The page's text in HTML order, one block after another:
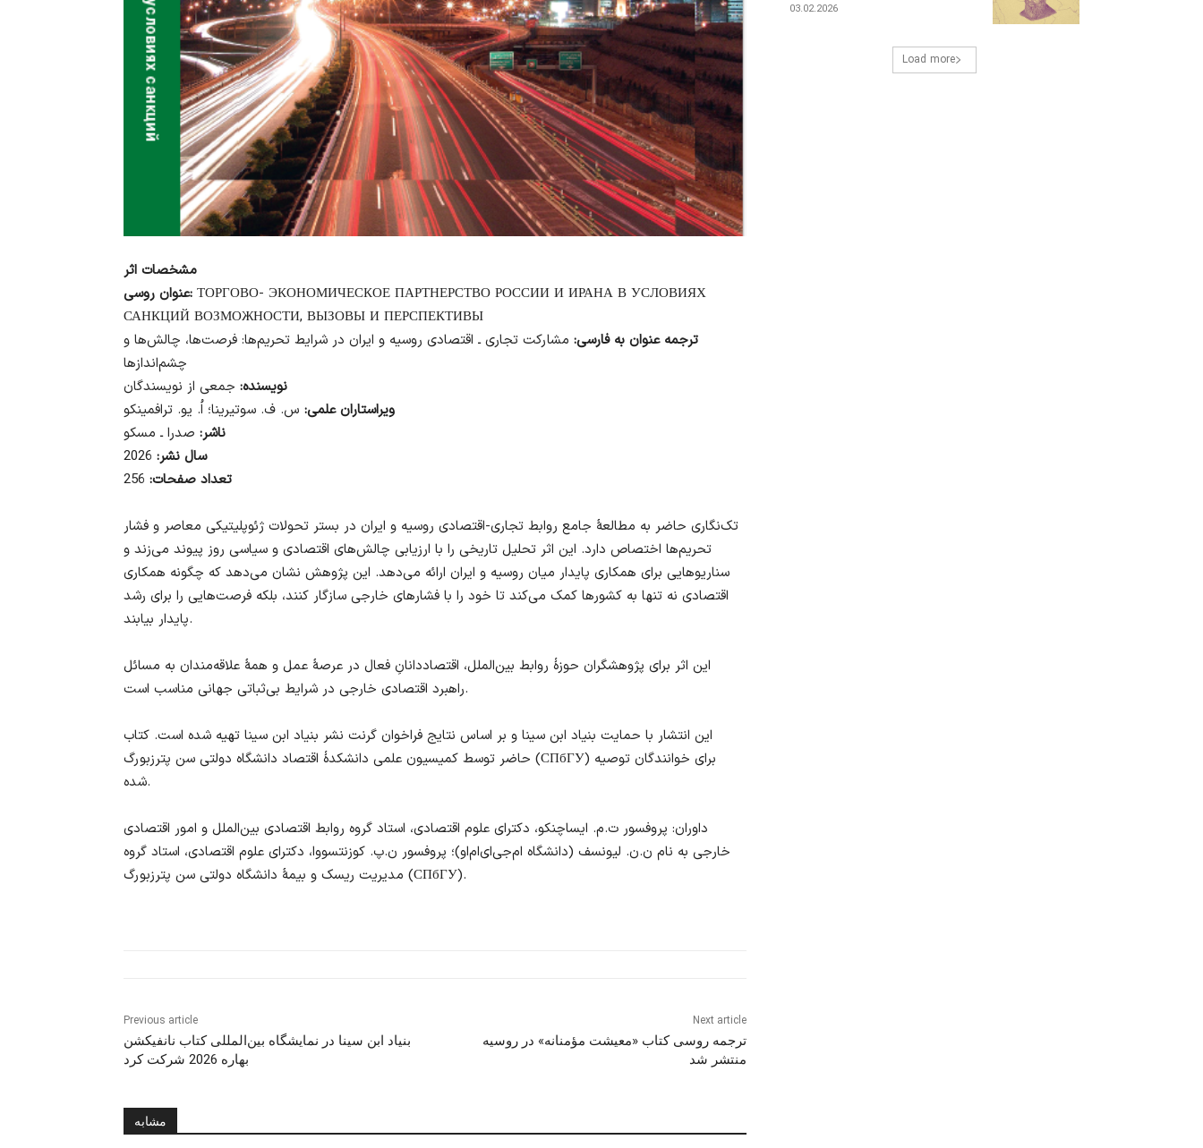
مشخصات اثر
عنوان روسی: ТОРГОВО- ЭКОНОМИЧЕСКОЕ ПАРТНЕРСТВО РОССИИ И ИРАНА В УСЛОВИЯХ
САНКЦИЙ ВОЗМОЖНОСТИ, ВЫЗОВЫ И ПЕРСПЕКТИВЫ
ترجمه عنوان به فارسی: مشارکت تجاری ـ اقتصادی روسیه و ایران در شرایط تحریم‌ها: فرصت‌ها، چالش‌ها و
چشم‌اندازها
نویسنده: جمعی از نویسندگان
ویراستاران علمی: س. ف. سوتیرینا؛ اُ. یو. ترافمینکو
ناشر: صدرا ـ مسکو
سال نشر:
تعداد صفحات:
تک‌نگاری حاضر به مطالعهٔ جامع روابط تجاری-اقتصادی روسیه و ایران در بستر تحولات ژئوپلیتیکی معاصر و فشار
تحریم‌ها اختصاص دارد. این اثر تحلیل تاریخی را با ارزیابی چالش‌های اقتصادی و سیاسی روز پیوند می‌زند و
سناریوهایی برای همکاری پایدار میان روسیه و ایران ارائه می‌دهد. این پژوهش نشان می‌دهد که چگونه همکاری
اقتصادی نه تنها به کشورها کمک می‌کند تا خود را با فشارهای خارجی سازگار کنند، بلکه فرصت‌هایی را برای رشد
پایدار بیابند.
این اثر برای پژوهشگران حوزهٔ روابط بین‌الملل، اقتصاددانانِ فعال در عرصهٔ عمل و همهٔ علاقه‌مندان به مسائل
راهبرد اقتصادی خارجی در شرایط بی‌ثباتی جهانی مناسب است.
این انتشار با حمایت بنیاد ابن سینا و بر اساس نتایج فراخوان گرنت نشر بنیاد ابن سینا تهیه شده است. کتاب
حاضر توسط کمیسیون علمی دانشکدهٔ اقتصاد دانشگاه دولتی سن پترزبورگ (СПбГУ) برای خوانندگان توصیه‌
شده.
داوران: پروفسور ت.م. ایساچنکو، دکترای علوم اقتصادی، استاد گروه روابط اقتصادی بین‌الملل و امور اقتصادی
خارجی به نام ن.ن. لیونسف (دانشگاه ام‌جی‌ای‌ام‌او)؛ پروفسور ن.پ. کوزنتسووا، دکترای علوم اقتصادی، استاد گروه
مدیریت ریسک و بیمهٔ دانشگاه دولتی سن پترزبورگ (СПбГУ).
Previous article
بنیاد ابن سینا در نمایشگاه بین‌المللی کتاب نانفیکشن
بهاره 2026 شرکت کرد
Next article
ترجمه روسی کتاب «معیشت مؤمنانه» در روسیه
منتشر شد
مشابه
03.02.2026
Load more